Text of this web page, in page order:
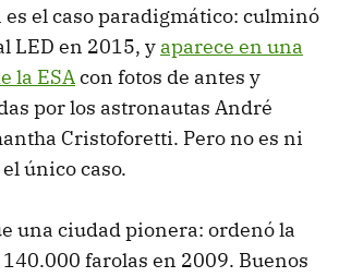
es el caso paradigmático: culminó
LED en 2015, y aparece en una
la ESAcon fotos de antes y
por los astronautas André
Cristoforetti. Pero no es ni
único caso.
una ciudad pionera: ordenó la
farolas en 2009. Buenos